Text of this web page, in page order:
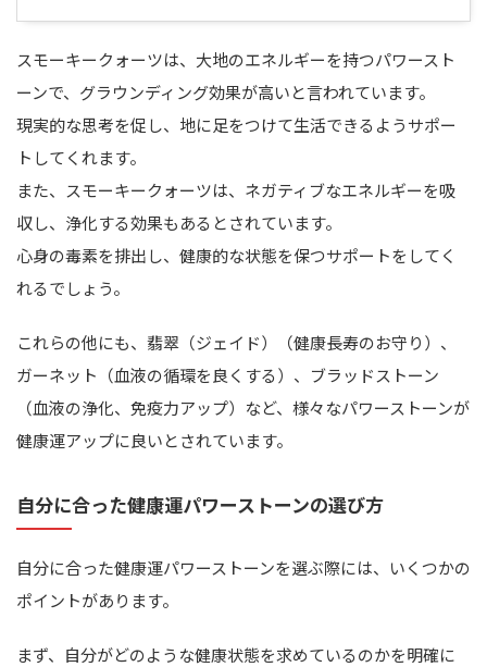
スモーキークォーツは、大地のエネルギーを持つパワースト
ーンで、グラウンディング効果が高いと言われています。
現実的な思考を促し、地に足をつけて生活できるようサポー
トしてくれます。
また、スモーキークォーツは、ネガティブなエネルギーを吸
収し、浄化する効果もあるとされています。
心身の毒素を排出し、健康的な状態を保つサポートをしてく
れるでしょう。
これらの他にも、翡翠（ジェイド）（健康長寿のお守り）、
ガーネット（血液の循環を良くする）、ブラッドストーン
（血液の浄化、免疫力アップ）など、様々なパワーストーンが
健康運アップに良いとされています。
自分に合った健康運パワーストーンの選び方
自分に合った健康運パワーストーンを選ぶ際には、いくつかの
ポイントがあります。
まず、自分がどのような健康状態を求めているのかを明確に